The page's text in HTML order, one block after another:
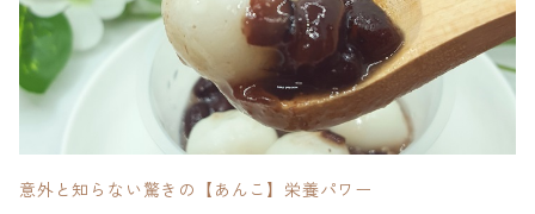
意外と知らない驚きの【あんこ】栄養パワー